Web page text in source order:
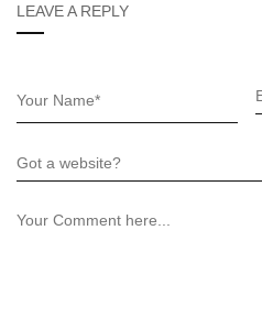
LEAVE A REPLY